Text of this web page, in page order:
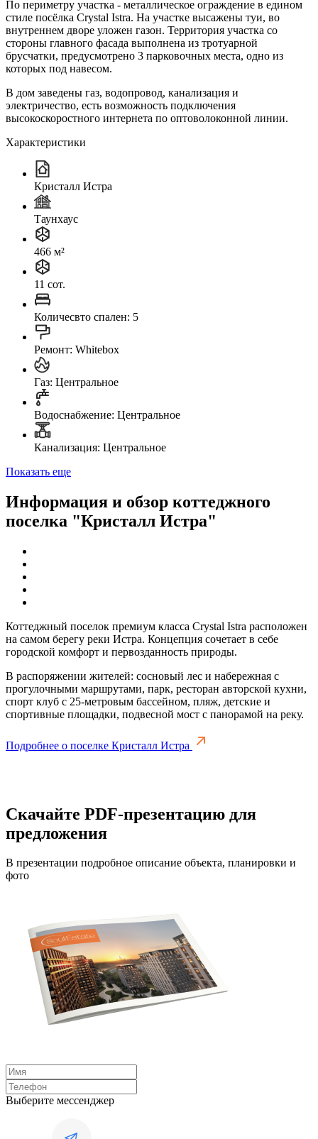
По периметру участка - металлическое ограждение в едином
стиле посёлка Crystal Istra. На участке высажены туи, во
внутреннем дворе уложен газон. Территория участка со
стороны главного фасада выполнена из тротуарной
брусчатки, предусмотрено 3 парковочных места, одно из
которых под навесом.
В дом заведены газ, водопровод, канализация и
электричество, есть возможность подключения
высокоскоростного интернета по оптоволоконной линии.
Характеристики
Кристалл Истра
Таунхаус
466 м²
11 сот.
Количесвто спален: 5
Ремонт: Whitebox
Газ: Центральное
Водоснабжение: Центральное
Канализация: Центральное
Показать еще
Информация и обзор коттеджного
поселка "Кристалл Истра"
Коттеджный поселок премиум класса Crystal Istra расположен
на самом берегу реки Истра. Концепция сочетает в себе
городской комфорт и первозданность природы.
В распоряжении жителей: сосновый лес и набережная с
прогулочными маршрутами, парк, ресторан авторской кухни,
спорт клуб с 25-метровым бассейном, пляж, детские и
спортивные площадки, подвесной мост с панорамой на реку.
Подробнее о поселке Кристалл Истра
Скачайте PDF-презентацию для
предложения
В презентации подробное описание объекта, планировки и
фото
Выберите мессенджер